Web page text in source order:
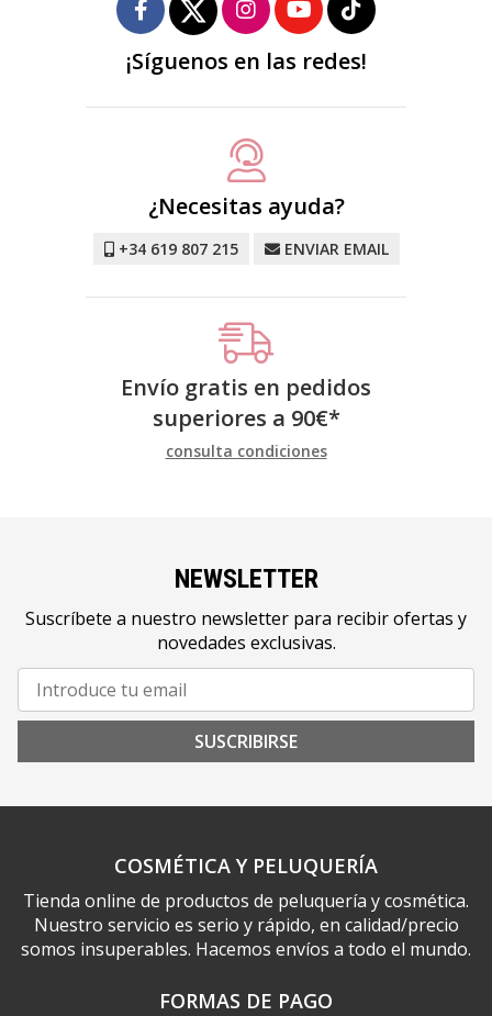
¡Síguenos en las redes!
¿Necesitas ayuda?
+34 619 807 215 ENVIAR EMAIL
Envío gratis en pedidos
superiores a 90€*
consulta condiciones
NEWSLETTER
Suscríbete a nuestro newsletter para recibir ofertas y
novedades exclusivas.
SUSCRIBIRSE
COSMÉTICA Y PELUQUERÍA
Tienda online de productos de peluquería y cosmética.
Nuestro servicio es serio y rápido, en calidad/precio
somos insuperables. Hacemos envíos a todo el mundo.
FORMAS DE PAGO